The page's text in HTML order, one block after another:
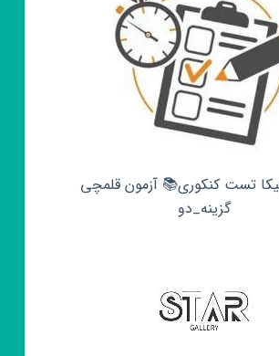
تست کنکوری📚 آزمون قلمچی‌‌
گزینه_دو